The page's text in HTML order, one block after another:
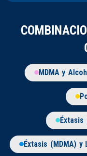
MDMA y
Éxtasis
Éxtasis (MDMA) y